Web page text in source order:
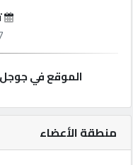
بنا
منطقة الأعضاء
الموقع في